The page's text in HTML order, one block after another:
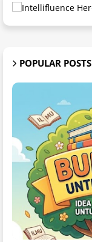
POPULAR POSTS